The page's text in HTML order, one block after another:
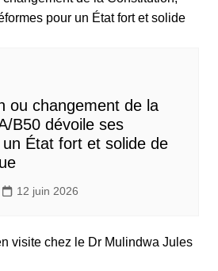
ou changement de la
B50 dévoile ses
État fort et solide de
12 juin 2026